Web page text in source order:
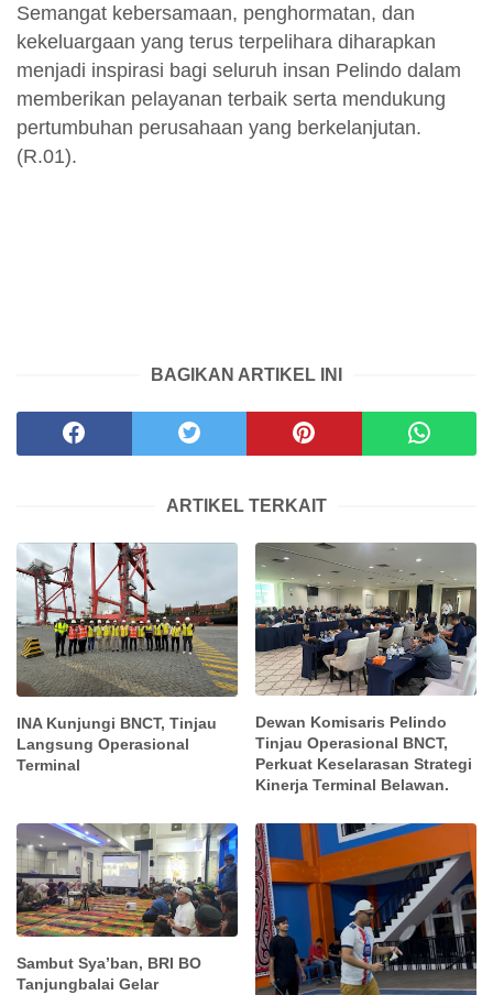
Semangat kebersamaan, penghormatan, dan
kekeluargaan yang terus terpelihara diharapkan
menjadi inspirasi bagi seluruh insan Pelindo dalam
memberikan pelayanan terbaik serta mendukung
pertumbuhan perusahaan yang berkelanjutan.
(R.01).
BAGIKAN ARTIKEL INI
ARTIKEL TERKAIT
INA Kunjungi BNCT, Tinjau
Langsung Operasional
Terminal
Dewan Komisaris Pelindo
Tinjau Operasional BNCT,
Perkuat Keselarasan Strategi
Kinerja Terminal Belawan.
Sambut Sya’ban, BRI BO
Tanjungbalai Gelar